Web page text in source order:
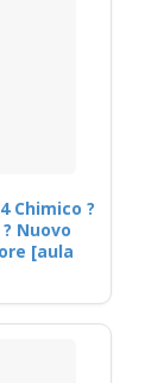
Chimico ?
Nuovo
[aula